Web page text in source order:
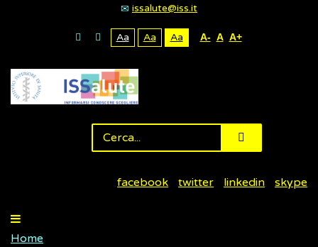
issalute@iss.it
Aa Aa Aa A- A A+
facebook twitter linkedin skype
Home